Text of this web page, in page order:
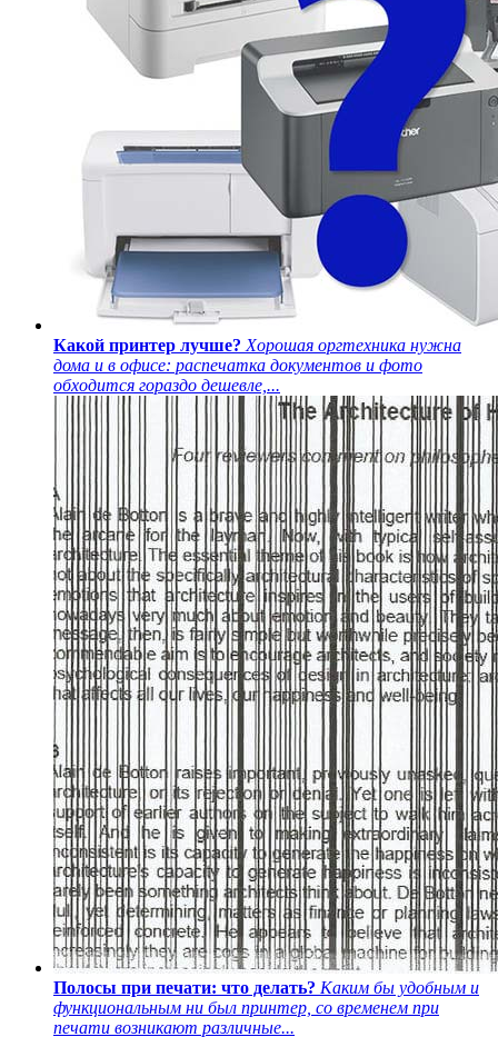
Какой принтер лучше? Хорошая оргтехника нужна
дома и в офисе: распечатка документов и фото
обходится гораздо дешевле,...
Полосы при печати: что делать? Каким бы удобным и
функциональным ни был принтер, со временем при
печати возникают различные...